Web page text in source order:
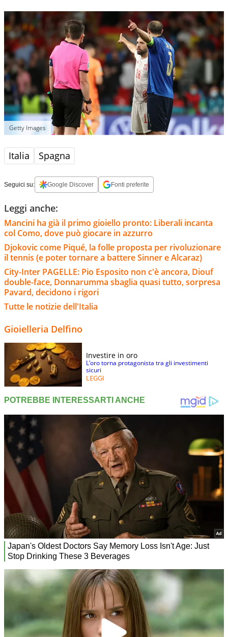
Getty Images
Italia Spagna
Seguici su: Google Discover Fonti preferite
Leggi anche:
Mancini ha già il primo gioiello pronto: Liberali incanta
col Como, dove può giocare in azzurro
Djokovic come Piqué, la folle proposta per rivoluzionare
il tennis (e poter tornare a battere Sinner e Alcaraz)
City-Inter PAGELLE: Pio Esposito non c'è ancora, Diouf
double-face, Donnarumma sbaglia quasi tutto, sorpresa
Pavard, decidono i rigori
Tutte le notizie dell'Italia
Gioielleria Delfino
Investire in oro
L’oro torna protagonista tra gli investimenti
sicuri
LEGGI